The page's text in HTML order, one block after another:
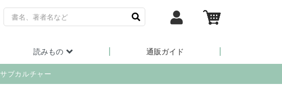
読みもの 通販ガイド
ブカルチャー